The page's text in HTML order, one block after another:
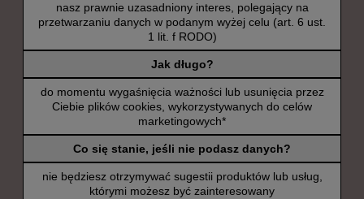
nasz prawnie uzasadniony interes, polegający na
przetwarzaniu danych w podanym wyżej celu (art. 6 ust.
1 lit. f RODO)
Jak długo?
do momentu wygaśnięcia ważności lub usunięcia przez
Ciebie plików cookies, wykorzystywanych do celów
marketingowych*
Co się stanie, jeśli nie podasz danych?
nie będziesz otrzymywać sugestii produktów lub usług,
którymi możesz być zainteresowany